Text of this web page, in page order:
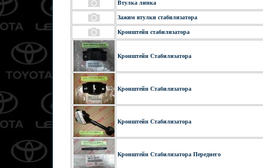
Втулка линка
Зажим втулки стабилизатора
Кронштейн стабилизатора
Кронштейн Стабилизатора
Кронштейн Стабилизатора
Кронштейн Стабилизатора
Кронштейн Стабилизатора Переднего